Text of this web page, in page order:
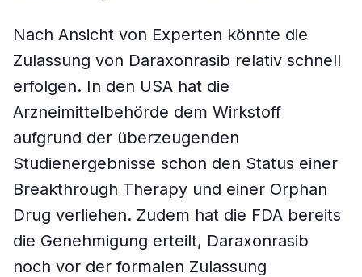
Nach Ansicht von Experten könnte die
Zulassung von Daraxonrasib relativ schnell
erfolgen. In den USA hat die
Arzneimittelbehörde dem Wirkstoff
aufgrund der überzeugenden
Studienergebnisse schon den Status einer
Breakthrough Therapy und einer Orphan
Drug verliehen. Zudem hat die FDA bereits
die Genehmigung erteilt, Daraxonrasib
noch vor der formalen Zulassung